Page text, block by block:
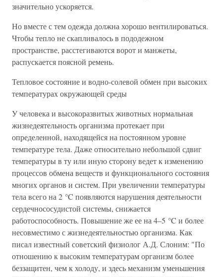
значительно ускоряется.
Но вместе с тем одежда должна хорошо вентилироваться.
Чтобы тепло не скапливалось в пододежном
пространстве, расстегиваются ворот и манжеты,
распускается поясной ремень.
Тепловое состояние и водно-солевой обмен при высоких
температурах окружающей среды
У человека и высокоразвитых животных нормальная
жизнедеятельность организма протекает при
определенной, находящейся на постоянном уровне
температуре тела. Даже относительно небольшой сдвиг
температуры в ту или иную сторону ведет к изменению
процессов обмена веществ и функционального состояния
многих органов и систем. При увеличении температуры
тела всего на 2 °C появляются нарушения деятельности
сердечнососудистой системы, снижается
работоспособность. Повышение же ее на 4–5 °C и более
несовместимо с жизнедеятельностью организма. Как
писал известный советский физиолог А.Д. Слоним: "По
отношению к высоким температурам организм более
беззащитен, чем к холоду, и здесь механизм уменьшения